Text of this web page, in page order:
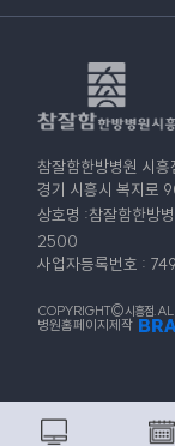
참잘함한방병원 시흥
경기 시흥시 복지로
상호명 :참잘함한방
2500
사업자등록번호 :
COPYRIGHT© 시흥점.
병원홈페이지제작